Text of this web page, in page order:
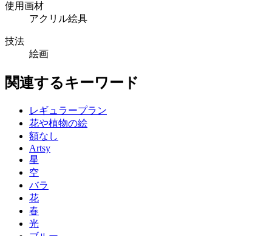
使用画材
アクリル絵具
技法
絵画
関連するキーワード
レギュラープラン
花や植物の絵
額なし
Artsy
星
空
バラ
花
春
光